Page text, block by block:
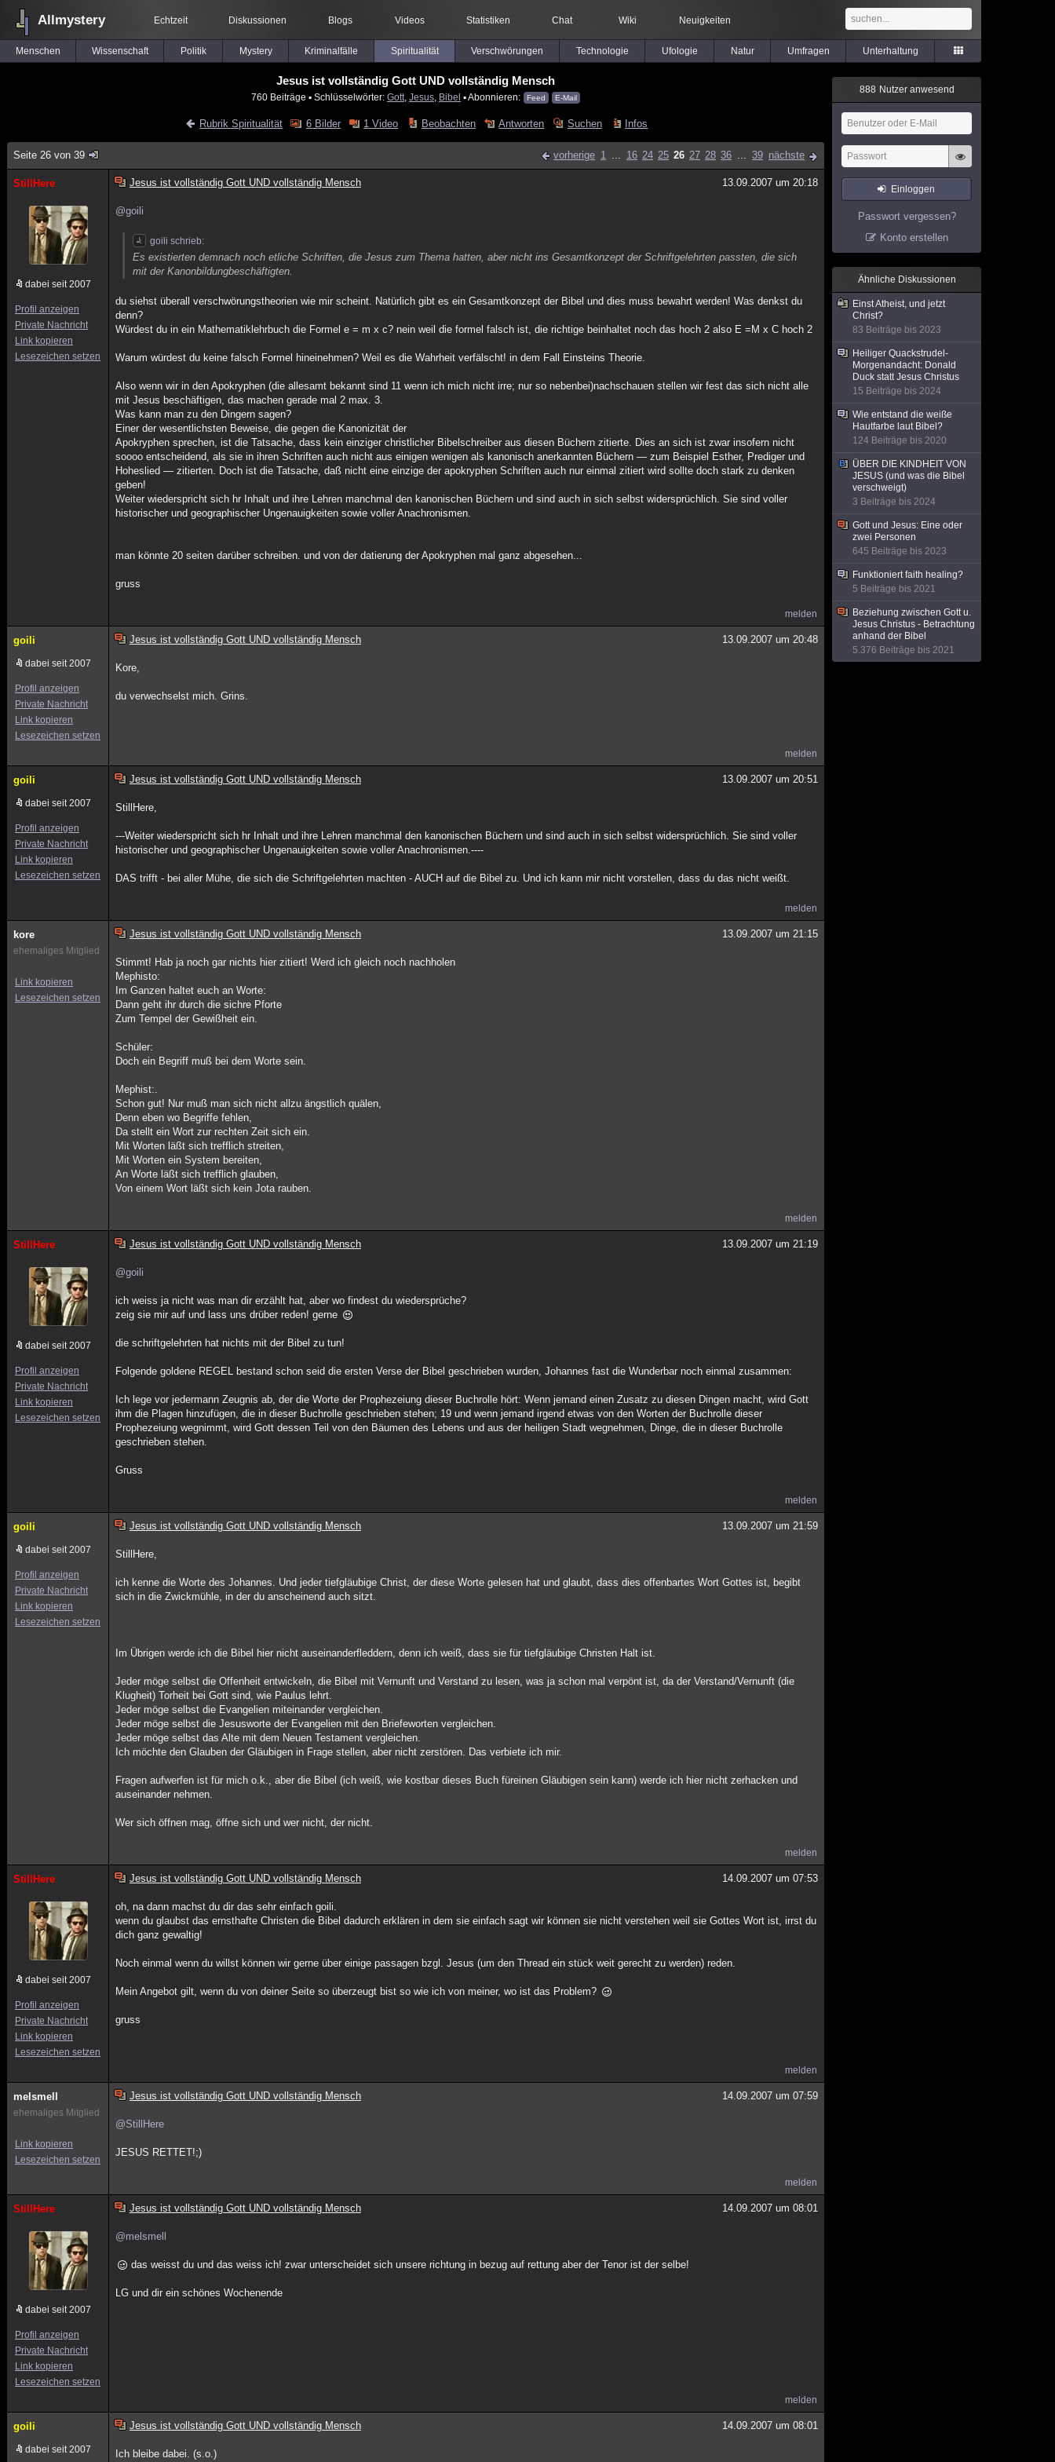
Allmystery Echtzeit Diskussionen Blogs Videos Statistiken Chat Wiki Neuigkeiten
Menschen Wissenschaft Politik Mystery Kriminalfälle Spiritualität Verschwörungen Technologie Ufologie Natur Umfragen Unterhaltung
Jesus ist vollständig Gott UND vollständig Mensch
760 Beiträge ▪ Schlüsselwörter: Gott Jesus Bibel ▪ Abonnieren: Feed E-Mail
Rubrik Spiritualität 6 Bilder 1 Video Beobachten Antworten Suchen Infos
Seite 26 von 39 vorherige 1 ... 16 24 25 26 27 28 36 ... 39 nächste
StillHere
dabei seit 2007
Profil anzeigen
Private Nachricht
Link kopieren
Lesezeichen setzen
Jesus ist vollständig Gott UND vollständig Mensch 13.09.2007 um 20:18
@goili
goili schrieb:
Es existierten demnach noch etliche Schriften, die Jesus zum Thema hatten, aber nicht ins Gesamtkonzept der Schriftgelehrten passten, die sich
mit der Kanonbildungbeschäftigten.
du siehst überall verschwörungstheorien wie mir scheint. Natürlich gibt es ein Gesamtkonzept der Bibel und dies muss bewahrt werden! Was denkst du
denn?
Würdest du in ein Mathematiklehrbuch die Formel e = m x c? nein weil die formel falsch ist, die richtige beinhaltet noch das hoch 2 also E =M x C hoch 2
Warum würdest du keine falsch Formel hineinehmen? Weil es die Wahrheit verfälscht! in dem Fall Einsteins Theorie.
Also wenn wir in den Apokryphen (die allesamt bekannt sind 11 wenn ich mich nicht irre; nur so nebenbei)nachschauen stellen wir fest das sich nicht alle
mit Jesus beschäftigen, das machen gerade mal 2 max. 3.
Was kann man zu den Dingern sagen?
Einer der wesentlichsten Beweise, die gegen die Kanonizität der
Apokryphen sprechen, ist die Tatsache, dass kein einziger christlicher Bibelschreiber aus diesen Büchern zitierte. Dies an sich ist zwar insofern nicht
soooo entscheidend, als sie in ihren Schriften auch nicht aus einigen wenigen als kanonisch anerkannten Büchern — zum Beispiel Esther, Prediger und
Hoheslied — zitierten. Doch ist die Tatsache, daß nicht eine einzige der apokryphen Schriften auch nur einmal zitiert wird sollte doch stark zu denken
geben!
Weiter wiederspricht sich hr Inhalt und ihre Lehren manchmal den kanonischen Büchern und sind auch in sich selbst widersprüchlich. Sie sind voller
historischer und geographischer Ungenauigkeiten sowie voller Anachronismen.
man könnte 20 seiten darüber schreiben. und von der datierung der Apokryphen mal ganz abgesehen...
gruss
melden
goili
dabei seit 2007
Profil anzeigen
Private Nachricht
Link kopieren
Lesezeichen setzen
Jesus ist vollständig Gott UND vollständig Mensch 13.09.2007 um 20:48
Kore,
du verwechselst mich. Grins.
melden
goili
dabei seit 2007
Profil anzeigen
Private Nachricht
Link kopieren
Lesezeichen setzen
Jesus ist vollständig Gott UND vollständig Mensch 13.09.2007 um 20:51
StillHere,
---Weiter wiederspricht sich hr Inhalt und ihre Lehren manchmal den kanonischen Büchern und sind auch in sich selbst widersprüchlich. Sie sind voller
historischer und geographischer Ungenauigkeiten sowie voller Anachronismen.----
DAS trifft - bei aller Mühe, die sich die Schriftgelehrten machten - AUCH auf die Bibel zu. Und ich kann mir nicht vorstellen, dass du das nicht weißt.
melden
kore
ehemaliges Mitglied
Link kopieren
Lesezeichen setzen
Jesus ist vollständig Gott UND vollständig Mensch 13.09.2007 um 21:15
Stimmt! Hab ja noch gar nichts hier zitiert! Werd ich gleich noch nachholen
Mephisto:
Im Ganzen haltet euch an Worte:
Dann geht ihr durch die sichre Pforte
Zum Tempel der Gewißheit ein.
Schüler:
Doch ein Begriff muß bei dem Worte sein.
Mephist:.
Schon gut! Nur muß man sich nicht allzu ängstlich quälen,
Denn eben wo Begriffe fehlen,
Da stellt ein Wort zur rechten Zeit sich ein.
Mit Worten läßt sich trefflich streiten,
Mit Worten ein System bereiten,
An Worte läßt sich trefflich glauben,
Von einem Wort läßt sich kein Jota rauben.
melden
StillHere
dabei seit 2007
Profil anzeigen
Private Nachricht
Link kopieren
Lesezeichen setzen
Jesus ist vollständig Gott UND vollständig Mensch 13.09.2007 um 21:19
@goili
ich weiss ja nicht was man dir erzählt hat, aber wo findest du wiedersprüche?
zeig sie mir auf und lass uns drüber reden! gerne
die schriftgelehrten hat nichts mit der Bibel zu tun!
Folgende goldene REGEL bestand schon seid die ersten Verse der Bibel geschrieben wurden, Johannes fast die Wunderbar noch einmal zusammen:
Ich lege vor jedermann Zeugnis ab, der die Worte der Prophezeiung dieser Buchrolle hört: Wenn jemand einen Zusatz zu diesen Dingen macht, wird Gott
ihm die Plagen hinzufügen, die in dieser Buchrolle geschrieben stehen; 19 und wenn jemand irgend etwas von den Worten der Buchrolle dieser
Prophezeiung wegnimmt, wird Gott dessen Teil von den Bäumen des Lebens und aus der heiligen Stadt wegnehmen, Dinge, die in dieser Buchrolle
geschrieben stehen.
Gruss
melden
goili
dabei seit 2007
Profil anzeigen
Private Nachricht
Link kopieren
Lesezeichen setzen
Jesus ist vollständig Gott UND vollständig Mensch 13.09.2007 um 21:59
StillHere,
ich kenne die Worte des Johannes. Und jeder tiefgläubige Christ, der diese Worte gelesen hat und glaubt, dass dies offenbartes Wort Gottes ist, begibt
sich in die Zwickmühle, in der du anscheinend auch sitzt.
Im Übrigen werde ich die Bibel hier nicht auseinanderfleddern, denn ich weiß, dass sie für tiefgläubige Christen Halt ist.
Jeder möge selbst die Offenheit entwickeln, die Bibel mit Vernunft und Verstand zu lesen, was ja schon mal verpönt ist, da der Verstand/Vernunft (die
Klugheit) Torheit bei Gott sind, wie Paulus lehrt.
Jeder möge selbst die Evangelien miteinander vergleichen.
Jeder möge selbst die Jesusworte der Evangelien mit den Briefeworten vergleichen.
Jeder möge selbst das Alte mit dem Neuen Testament vergleichen.
Ich möchte den Glauben der Gläubigen in Frage stellen, aber nicht zerstören. Das verbiete ich mir.
Fragen aufwerfen ist für mich o.k., aber die Bibel (ich weiß, wie kostbar dieses Buch füreinen Gläubigen sein kann) werde ich hier nicht zerhacken und
auseinander nehmen.
Wer sich öffnen mag, öffne sich und wer nicht, der nicht.
melden
StillHere
dabei seit 2007
Profil anzeigen
Private Nachricht
Link kopieren
Lesezeichen setzen
Jesus ist vollständig Gott UND vollständig Mensch 14.09.2007 um 07:53
oh, na dann machst du dir das sehr einfach goili.
wenn du glaubst das ernsthafte Christen die Bibel dadurch erklären in dem sie einfach sagt wir können sie nicht verstehen weil sie Gottes Wort ist, irrst du
dich ganz gewaltig!
Noch einmal wenn du willst können wir gerne über einige passagen bzgl. Jesus (um den Thread ein stück weit gerecht zu werden) reden.
Mein Angebot gilt, wenn du von deiner Seite so überzeugt bist so wie ich von meiner, wo ist das Problem?
gruss
melden
melsmell
ehemaliges Mitglied
Link kopieren
Lesezeichen setzen
Jesus ist vollständig Gott UND vollständig Mensch 14.09.2007 um 07:59
@StillHere
JESUS RETTET!;)
melden
StillHere
dabei seit 2007
Profil anzeigen
Private Nachricht
Link kopieren
Lesezeichen setzen
Jesus ist vollständig Gott UND vollständig Mensch 14.09.2007 um 08:01
@melsmell
das weisst du und das weiss ich! zwar unterscheidet sich unsere richtung in bezug auf rettung aber der Tenor ist der selbe!
LG und dir ein schönes Wochenende
melden
goili
dabei seit 2007
Jesus ist vollständig Gott UND vollständig Mensch 14.09.2007 um 08:01
Ich bleibe dabei. (s.o.)
888 Nutzer anwesend
Einloggen
Passwort vergessen?
Konto erstellen
Ähnliche Diskussionen
Einst Atheist, und jetzt
Christ?
83 Beiträge bis 2023
Heiliger Quackstrudel-
Morgenandacht: Donald
Duck statt Jesus Christus
15 Beiträge bis 2024
Wie entstand die weiße
Hautfarbe laut Bibel?
124 Beiträge bis 2020
ÜBER DIE KINDHEIT VON
JESUS (und was die Bibel
verschweigt)
3 Beiträge bis 2024
Gott und Jesus: Eine oder
zwei Personen
645 Beiträge bis 2023
Funktioniert faith healing?
5 Beiträge bis 2021
Beziehung zwischen Gott u.
Jesus Christus - Betrachtung
anhand der Bibel
5.376 Beiträge bis 2021